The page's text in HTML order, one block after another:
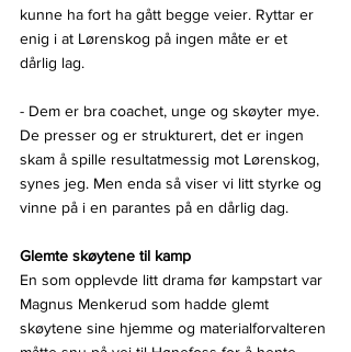
kunne ha fort ha gått begge veier. Ryttar er
enig i at Lørenskog på ingen måte er et
dårlig lag.
- Dem er bra coachet, unge og skøyter mye.
De presser og er strukturert, det er ingen
skam å spille resultatmessig mot Lørenskog,
synes jeg. Men enda så viser vi litt styrke og
vinne på i en parantes på en dårlig dag.
Glemte skøytene til kamp
En som opplevde litt drama før kampstart var
Magnus Menkerud som hadde glemt
skøytene sine hjemme og materialforvalteren